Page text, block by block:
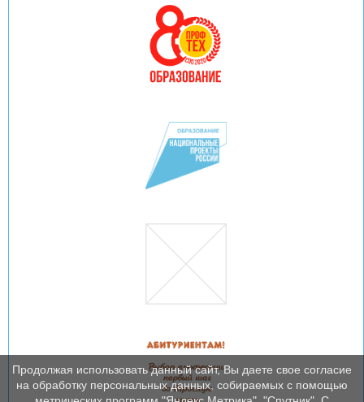
Продолжая использовать данный сайт, Вы даете свое согласие
на обработку персональных данных, собираемых с помощью